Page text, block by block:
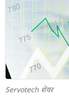
म्यूचुअल
Servotech शेयर